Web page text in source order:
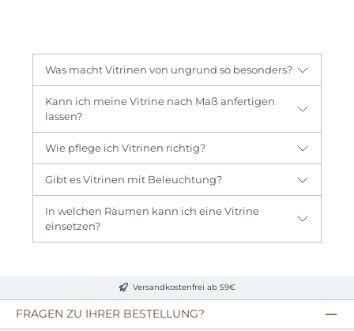
Was macht Vitrinen von ungrund so besonders?
Kann ich meine Vitrine nach Maß anfertigen
lassen?
Wie pflege ich Vitrinen richtig?
Gibt es Vitrinen mit Beleuchtung?
In welchen Räumen kann ich eine Vitrine
einsetzen?
Versandkostenfrei ab 59€
FRAGEN ZU IHRER BESTELLUNG?